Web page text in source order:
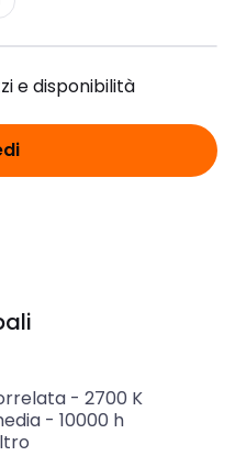
e disponibilità
- 2700 K
- 10000 h